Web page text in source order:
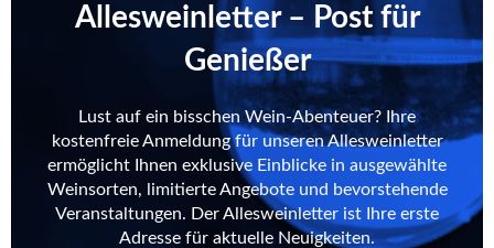
Allesweinletter – Post für
Genießer
Lust auf ein bisschen Wein-Abenteuer? Ihre
kostenfreie Anmeldung für unseren Allesweinletter
ermöglicht Ihnen exklusive Einblicke in ausgewählte
Weinsorten, limitierte Angebote und bevorstehende
Veranstaltungen. Der Allesweinletter ist Ihre erste
Adresse für aktuelle Neuigkeiten.